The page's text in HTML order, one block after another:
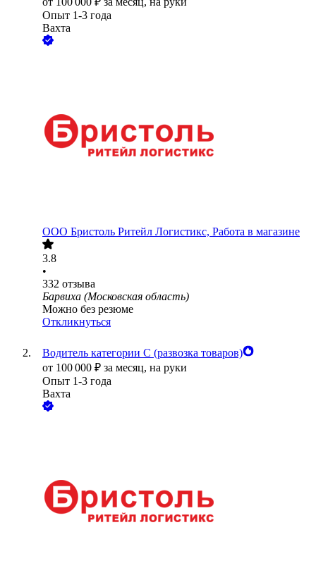
Опыт 1-3 года
Вахта
ООО Бристоль Ритейл Логистикс, Работа в магазине
3.8
•
332 отзыва
Барвиха (Московская область)
Можно без резюме
Откликнуться
Водитель категории С (развозка товаров)
от 100 000 ₽ за месяц, на руки
Опыт 1-3 года
Вахта